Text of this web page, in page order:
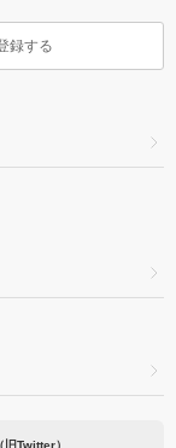
録する
旧Twitter）